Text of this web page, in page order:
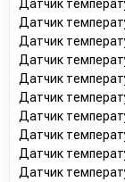
Датчик
Датчик
Датчик
Датчик
Датчик
Датчик
Датчик
Датчик
Датчик
Датчик